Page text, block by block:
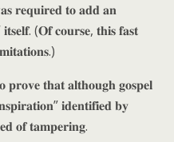
𝐫𝐞𝐪𝐮𝐢𝐫𝐞𝐝 𝐭𝐨 𝐚𝐝𝐝 𝐚𝐧
(𝐎𝐟 𝐜𝐨𝐮𝐫𝐬𝐞, 𝐭𝐡𝐢𝐬 𝐟𝐚𝐬𝐭
𝐩𝐫𝐨𝐯𝐞 𝐭𝐡𝐚𝐭 𝐚𝐥𝐭𝐡𝐨𝐮𝐠𝐡 𝐠𝐨𝐬𝐩𝐞𝐥
𝐢𝐝𝐞𝐧𝐭𝐢𝐟𝐢𝐞𝐝 𝐛𝐲
𝐨𝐟 𝐭𝐚𝐦𝐩𝐞𝐫𝐢𝐧𝐠.